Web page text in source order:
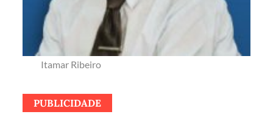
Itamar Ribeiro
PUBLICIDADE